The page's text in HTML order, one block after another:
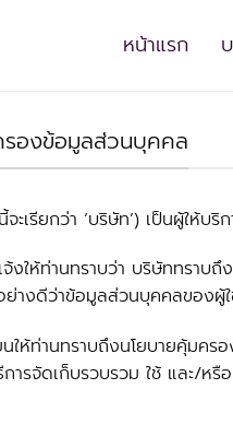
หน้าแรก
รองข้อมูลส่วนบุคคล
ะเรียกว่า ‘บริษัท’) เป็นผู้ให้บริ
งให้ท่านทราบว่า บริษัททราบ
างดีว่าข้อมูลส่วนบุคคลของผู้
ให้ท่านทราบถึงนโยบายคุ้มค
การจัดเก็บรวบรวม ใช้ และ/ห